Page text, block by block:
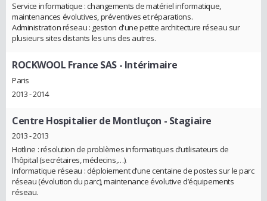
Service informatique : changements de matériel informatique,
maintenances évolutives, préventives et réparations.
Administration réseau : gestion d'une petite architecture réseau sur
plusieurs sites distants les uns des autres.
ROCKWOOL France SAS - Intérimaire
Paris
2013 - 2014
Centre Hospitalier de Montluçon - Stagiaire
2013 - 2013
Hotline : résolution de problèmes informatiques d’utilisateurs de
l’hôpital (secrétaires, médecins,…).
Informatique réseau : déploiement d’une centaine de postes sur le parc
réseau (évolution du parc), maintenance évolutive d’équipements
réseau.